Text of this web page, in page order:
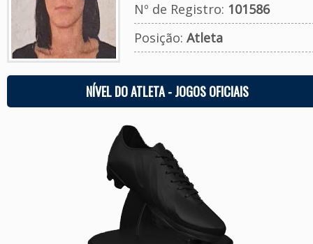
Nº de Registro: 101586
Posição: Atleta
NÍVEL DO ATLETA - JOGOS OFICIAIS